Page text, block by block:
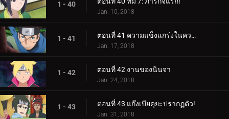
1 - 40
Jan. 10, 2018
1 - 41 ตอนที่ 41 ความแข็งแกร่งในความสามัคคี
Jan. 17, 2018
1 - 42 ตอนที่ 42 งานของนินจา
Jan. 24, 2018
1 - 43 ตอนที่ 43 แก๊งเบียคุยะปรากฏตัว!
Jan. 31, 2018